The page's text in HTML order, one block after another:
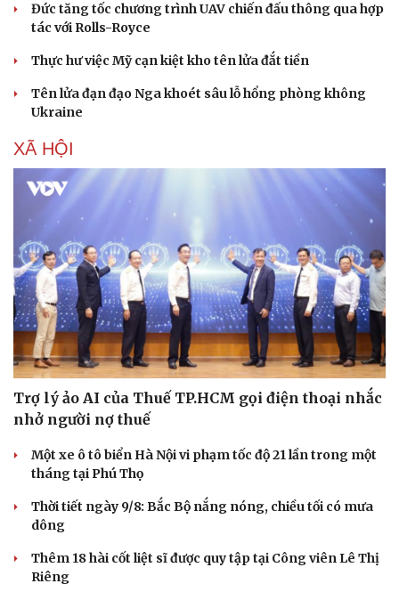
Đức tăng tốc chương trình UAV chiến đấu thông qua hợp
tác với Rolls-Royce
Thực hư việc Mỹ cạn kiệt kho tên lửa đắt tiền
Tên lửa đạn đạo Nga khoét sâu lỗ hổng phòng không
Ukraine
XÃ HỘI
Trợ lý ảo AI của Thuế TP.HCM gọi điện thoại nhắc
nhở người nợ thuế
Một xe ô tô biển Hà Nội vi phạm tốc độ 21 lần trong một
tháng tại Phú Thọ
Thời tiết ngày 9/8: Bắc Bộ nắng nóng, chiều tối có mưa
dông
Thêm 18 hài cốt liệt sĩ được quy tập tại Công viên Lê Thị
Riêng